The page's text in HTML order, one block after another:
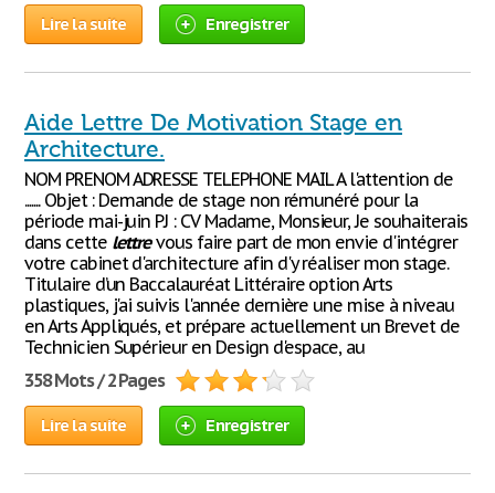
Lire la suite Enregistrer
Aide Lettre De Motivation Stage en
Architecture.
NOM PRENOM ADRESSE TELEPHONE MAIL A l'attention de
....... Objet : Demande de stage non rémunéré pour la
période mai-juin PJ : CV Madame, Monsieur, Je souhaiterais
dans cette lettrevous faire part de mon envie d'intégrer
votre cabinet d'architecture afin d'y réaliser mon stage.
Titulaire d’un Baccalauréat Littéraire option Arts
plastiques, j'ai suivis l'année dernière une mise à niveau
en Arts Appliqués, et prépare actuellement un Brevet de
Technicien Supérieur en Design d'espace, au
358 Mots / 2 Pages
Lire la suite Enregistrer